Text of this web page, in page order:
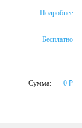
Подробнее
Бесплатно
Сумма: 0 ₽